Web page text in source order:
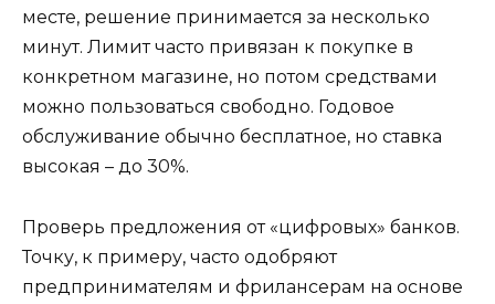
месте, решение принимается за несколько
минут. Лимит часто привязан к покупке в
конкретном магазине, но потом средствами
можно пользоваться свободно. Годовое
обслуживание обычно бесплатное, но ставка
высокая – до 30%.
Проверь предложения от «цифровых» банков.
Точку, к примеру, часто одобряют
предпринимателям и фрилансерам на основе